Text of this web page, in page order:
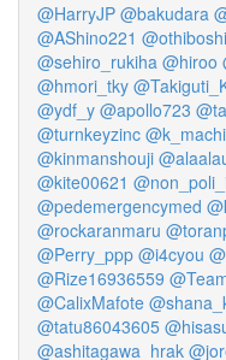
@HarryJP @bakudara
@AShino221 @othiboshi
@sehiro_rukiha @hiroo
@hmori_tky
@ydf_y @apollo723
@turnkeyzinc
@kinmanshouji
@kite00621
@pedemergencymed
@rockaranmaru
@Perry_ppp @i4cyou
@Rize16936559
@CalixMafote
@tatu86043605
@ashitagawa_hrak